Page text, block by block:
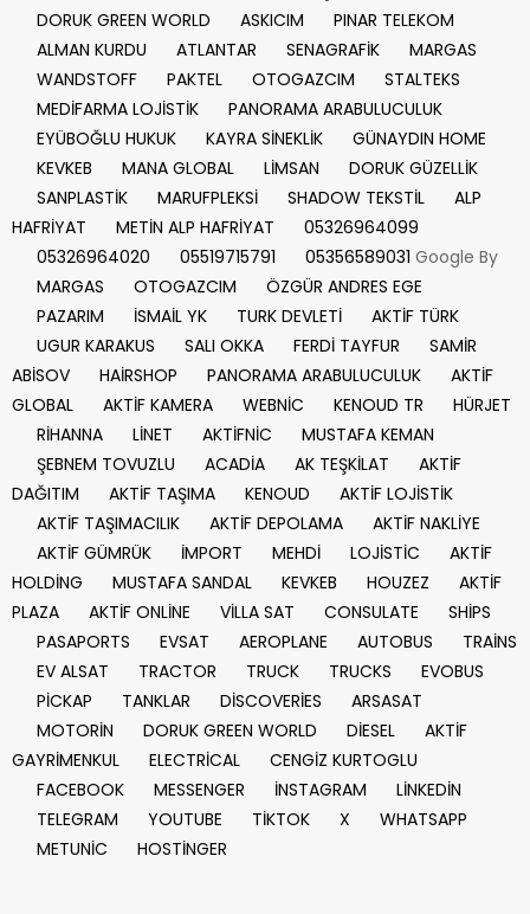
DORUK GREEN WORLD
ASKICIM
PINAR TELEKOM
ALMAN KURDU
ATLANTAR SENAGRAFİK
MARGAS
WANDSTOFF
PAKTEL OTOGAZCIM
STALTEKS
MEDİFARMA LOJİSTİK
PANORAMA ARABULUCULUK
EYÜBOĞLU HUKUK
KAYRA SİNEKLİK
GÜNAYDIN HOME
KEVKEB
MANA GLOBAL LİMSAN
DORUK GÜZELLİK
SANPLASTİK
MARUFPLEKSİ SHADOW TEKSTİL
ALP
HAFRİYAT
METİN ALP HAFRİYAT
05326964099
05326964020
05519715791 05356589031 Google By
MARGAS
OTOGAZCIM
ÖZGÜR ANDRES EGE
PAZARIM
İSMAİL YK TURK DEVLETİ
AKTİF TÜRK
UGUR KARAKUS
SALI OKKA FERDİ TAYFUR
SAMİR
ABİSOV
HAİRSHOP PANORAMA ARABULUCULUK
AKTİF
GLOBAL
AKTİF KAMERA WEBNİC KENOUD TR
HÜRJET
RİHANNA
LİNET AKTİFNİC
MUSTAFA KEMAN
ŞEBNEM TOVUZLU
ACADİA AK TEŞKİLAT
AKTİF
DAĞITIM
AKTİF TAŞIMA KENOUD
AKTİF LOJİSTİK
AKTİF TAŞIMACILIK
AKTİF DEPOLAMA
AKTİF NAKLİYE
AKTİF GÜMRÜK
İMPORT MEHDİ LOJİSTİC
AKTİF
HOLDİNG
MUSTAFA SANDAL KEVKEB HOUZEZ
AKTİF
PLAZA
AKTİF ONLİNE VİLLA SAT CONSULATE
SHİPS
PASAPORTS
EVSAT AEROPLANE AUTOBUS
TRAİNS
EV ALSAT
TRACTOR TRUCK TRUCKS
EVOBUS
PİCKAP
TANKLAR DİSCOVERİES
ARSASAT
MOTORİN
DORUK GREEN WORLD DİESEL
AKTİF
GAYRİMENKUL
ELECTRİCAL
CENGİZ KURTOGLU
FACEBOOK
MESSENGER İNSTAGRAM
LİNKEDİN
TELEGRAM
YOUTUBE TİKTOK X
WHATSAPP
METUNİC
HOSTİNGER